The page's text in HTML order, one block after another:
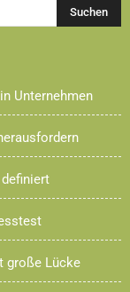
Unternehmen
große Lücke